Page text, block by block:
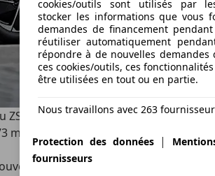
ZS EV. Cependant, le nouveau
l’un des plus grands du segment.
MGS5 EV joue dans une tout
cookies/outils sont utilisés par
stocker les informations que vous
demandes de financement
réutiliser automatiquement
répondre à de nouvelles demandes
ces cookies/outils, ces
être utilisées en tout ou en partie.
Nous travaillons avec 263
Protection des données|
fournisseurs